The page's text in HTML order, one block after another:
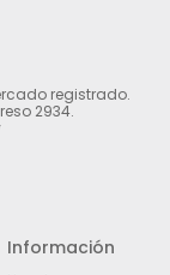
registrado.
2934.
Información